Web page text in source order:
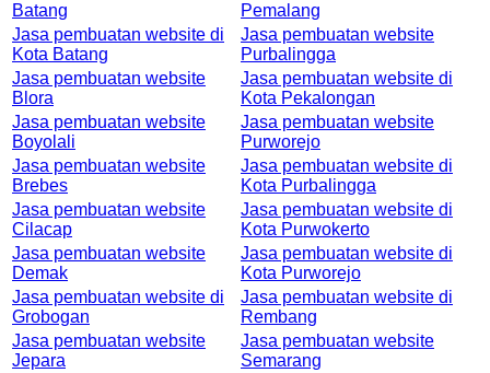
Batang
Pemalang
Jasa pembuatan website di
Kota Batang
Jasa pembuatan website
Purbalingga
Jasa pembuatan website
Blora
Jasa pembuatan website di
Kota Pekalongan
Jasa pembuatan website
Boyolali
Jasa pembuatan website
Purworejo
Jasa pembuatan website
Brebes
Jasa pembuatan website di
Kota Purbalingga
Jasa pembuatan website
Cilacap
Jasa pembuatan website di
Kota Purwokerto
Jasa pembuatan website
Demak
Jasa pembuatan website di
Kota Purworejo
Jasa pembuatan website di
Grobogan
Jasa pembuatan website di
Rembang
Jasa pembuatan website
Jepara
Jasa pembuatan website
Semarang